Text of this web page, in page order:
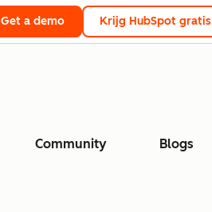
Get a demo Krijg HubSpot gratis
Community Blogs